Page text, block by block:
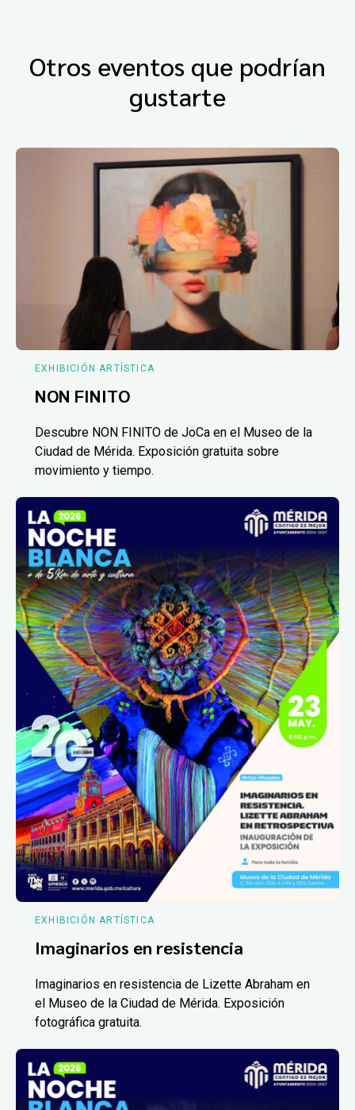
Otros eventos que podrían
gustarte
EXHIBICIÓN ARTÍSTICA
NON FINITO
Descubre NON FINITO de JoCa en el Museo de la
Ciudad de Mérida. Exposición gratuita sobre
movimiento y tiempo.
EXHIBICIÓN ARTÍSTICA
Imaginarios en resistencia
Imaginarios en resistencia de Lizette Abraham en
el Museo de la Ciudad de Mérida. Exposición
fotográfica gratuita.